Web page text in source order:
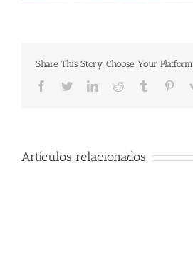
Share This Story, Choose Your
Facebook
TwitterLinkedInReddit Tumblr
Artículos relacionados